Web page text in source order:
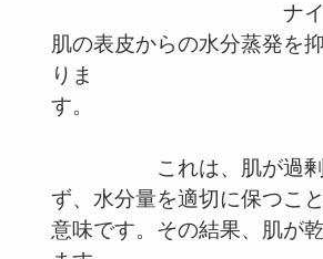
ナイアシン
肌の表皮からの水分蒸発を
りま
す
これは、肌が過剰に
ず、水分量を適切に保つこ
意味です。その結果、肌が